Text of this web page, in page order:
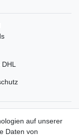
auf unserer
Daten von